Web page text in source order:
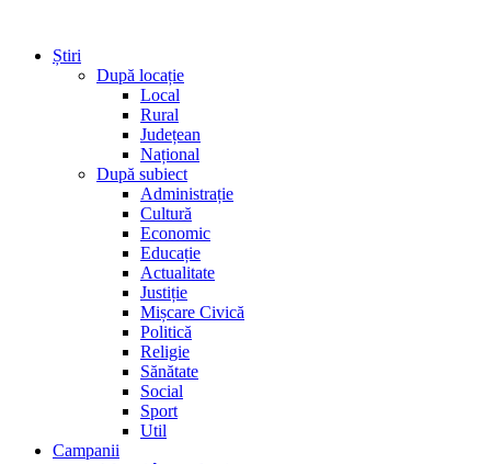
Știri
După locație
Local
Rural
Județean
Național
După subiect
Administrație
Cultură
Economic
Educație
Actualitate
Justiție
Mișcare Civică
Politică
Religie
Sănătate
Social
Sport
Util
Campanii